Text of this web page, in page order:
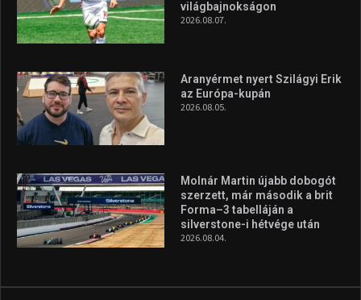
világbajnokságon
2026.08.07.
Aranyérmet nyert Szilágyi Erik
az Európa-kupán
2026.08.05.
Molnár Martin újabb dobogót
szerzett, már második a brit
Forma–3 tabelláján a
silverstone-i hétvége után
2026.08.04.